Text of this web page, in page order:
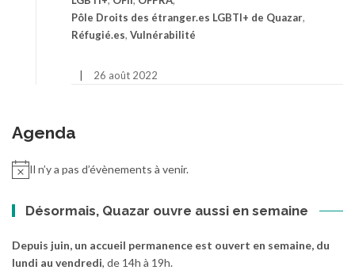
Pôle Droits des étranger.es LGBTI+ de Quazar,
Réfugié.es, Vulnérabilité
26 août 2022
Agenda
Il n’y a pas d’évènements à venir.
Désormais, Quazar ouvre aussi en semaine
Depuis juin, un accueil permanence est ouvert en semaine, du
lundi au vendredi, de 14h à 19h.